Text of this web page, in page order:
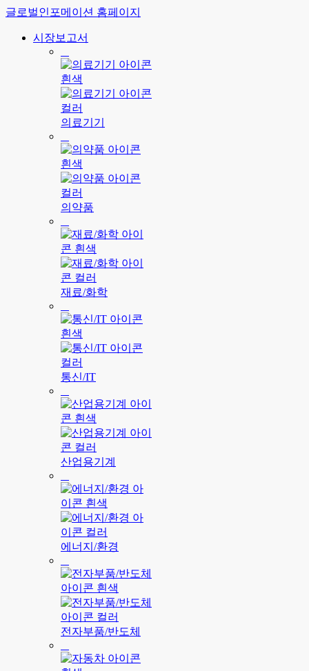
글로벌인포메이션 홈페이지
시장보고서
의료기기
의약품
재료/화학
통신/IT
산업용기계
에너지/환경
전자부품/반도체